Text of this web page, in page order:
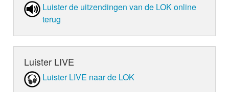
Luister de uit­zen­din­gen van de LOK online
terug
Luister LIVE
Luister LIVE naar de LOK